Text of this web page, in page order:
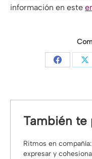
información en este
Share
También te
Ritmos en
expresar y